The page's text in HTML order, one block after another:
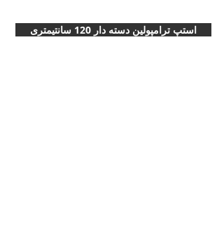
استپ ترامپولين دسته دار 120 سانتیمتری